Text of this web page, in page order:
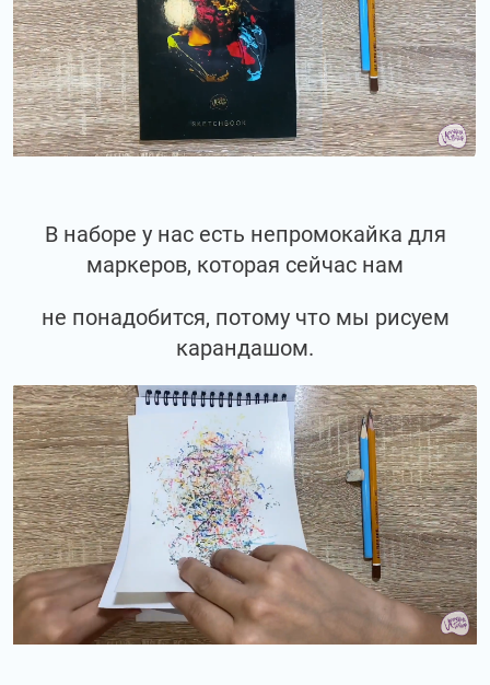
В наборе у нас есть непромокайка для
маркеров, которая сейчас нам
не понадобится, потому что мы рисуем
карандашом.